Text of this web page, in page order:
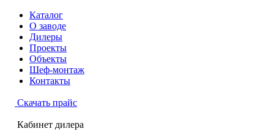
Каталог
О заводе
Дилеры
Проекты
Объекты
Шеф-монтаж
Контакты
Скачать прайс
Кабинет дилера